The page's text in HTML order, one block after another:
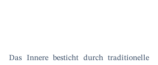
Das Innere besticht durch traditionelle